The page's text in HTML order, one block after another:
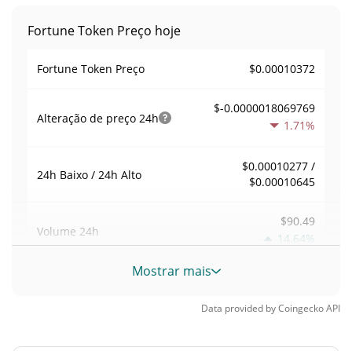
Fortune Token Preço hoje
Fortune Token Preço $0.00010372
Alteração de preço 24h
$-0.0000018069769
1.71%
24h Baixo / 24h Alto
$0.00010277 /
$0.00010645
Volume 24h
$90.49
14.64%
Volume / Limite de
Mostrar mais
Data provided byCoingeckoAPI